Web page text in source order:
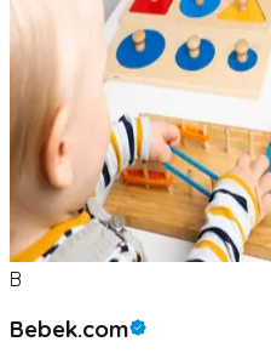
B
Bebek.com